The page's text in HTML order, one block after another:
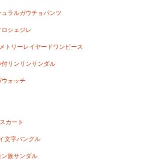
ュラルガウチョパンツ
シェジレ
トリーレイヤードワンピース
付リンリンサンダル
ウォッチ
カート
文字バングル
ン族サンダル